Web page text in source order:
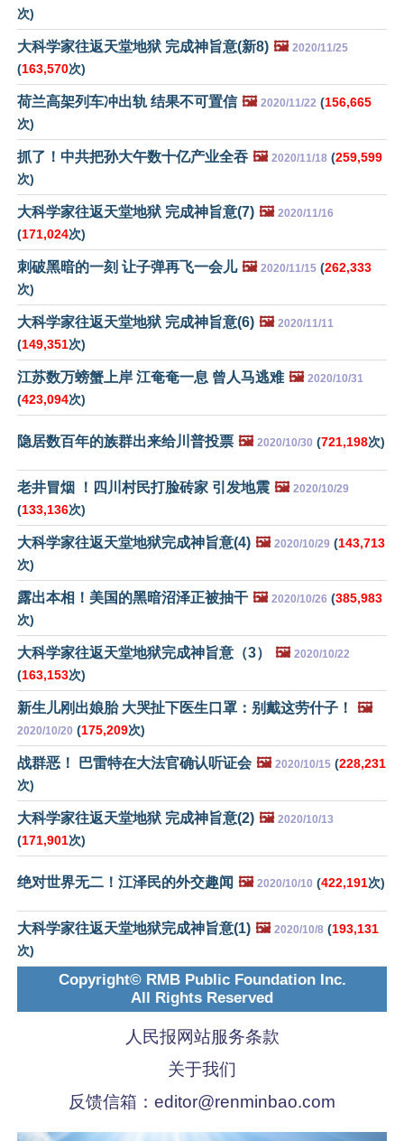
次)
大科学家往返天堂地狱 完成神旨意(新8) 🖼️ 2020/11/25
(163,570次)
荷兰高架列车冲出轨 结果不可置信 🖼️ 2020/11/22 (156,665
次)
抓了！中共把孙大午数十亿产业全吞 🖼️ 2020/11/18 (259,599
次)
大科学家往返天堂地狱 完成神旨意(7) 🖼️ 2020/11/16
(171,024次)
刺破黑暗的一刻 让子弹再飞一会儿 🖼️ 2020/11/15 (262,333
次)
大科学家往返天堂地狱 完成神旨意(6) 🖼️ 2020/11/11
(149,351次)
江苏数万螃蟹上岸 江奄奄一息 曾人马逃难 🖼️ 2020/10/31
(423,094次)
隐居数百年的族群出来给川普投票 🖼️ 2020/10/30 (721,198次)
老井冒烟 ！四川村民打脸砖家 引发地震 🖼️ 2020/10/29
(133,136次)
大科学家往返天堂地狱完成神旨意(4) 🖼️ 2020/10/29 (143,713
次)
露出本相！美国的黑暗沼泽正被抽干 🖼️ 2020/10/26 (385,983
次)
大科学家往返天堂地狱完成神旨意（3） 🖼️ 2020/10/22
(163,153次)
新生儿刚出娘胎 大哭扯下医生口罩：别戴这劳什子！ 🖼️
2020/10/20 (175,209次)
战群恶！ 巴雷特在大法官确认听证会 🖼️ 2020/10/15 (228,231
次)
大科学家往返天堂地狱 完成神旨意(2) 🖼️ 2020/10/13
(171,901次)
绝对世界无二！江泽民的外交趣闻 🖼️ 2020/10/10 (422,191次)
大科学家往返天堂地狱完成神旨意(1) 🖼️ 2020/10/8 (193,131
次)
Copyright© RMB Public Foundation Inc.
All Rights Reserved
人民报网站服务条款
关于我们
反馈信箱： editor@renminbao.com